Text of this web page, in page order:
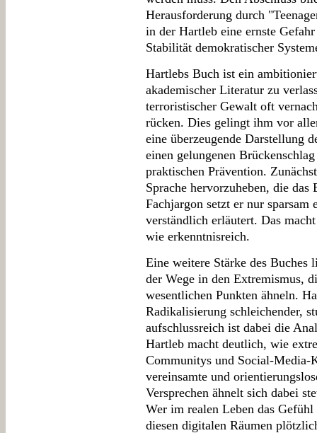
Herausforderung durch
in der Hartleb eine ernste
Stabilität demokratischer
Hartlebs Buch ist ein
akademischer Literatur zu
terroristischer Gewalt oft
rücken. Dies gelingt ihm vor
eine überzeugende Darstellung
einen gelungenen
praktischen Prävention.
Sprache hervorzuheben, die
Fachjargon setzt er nur
verständlich erläutert. Das
wie erkenntnisreich.
Eine weitere Stärke des Buches
der Wege in den Extremismus,
wesentlichen Punkten ähneln.
Radikalisierung schleichender,
aufschlussreich ist dabei die
Hartleb macht deutlich, wie
Communitys und Social-Media-
vereinsamte und
Versprechen ähnelt sich dabei
Wer im realen Leben das
diesen digitalen Räumen